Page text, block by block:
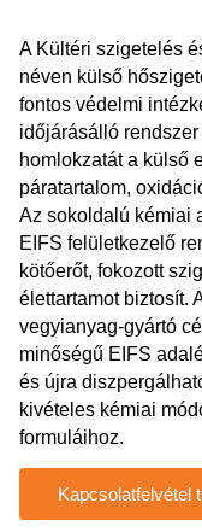
A Kültéri szigetelés
néven külső
fontos védelmi
időjárásálló
homlokzatát a külső
páratartalom,
Az sokoldalú kémiai
EIFS felületkezelő
kötőerőt, fokozott
élettartamot biztosít.
vegyianyag-gyártó
minőségű EIFS
és újra
kivételes kémiai
formuláihoz.
Kapcsolatfelvétel